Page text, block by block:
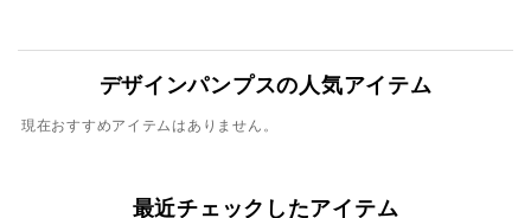
デザインパンプスの人気アイテム
現在おすすめアイテムはありません。
最近チェックしたアイテム